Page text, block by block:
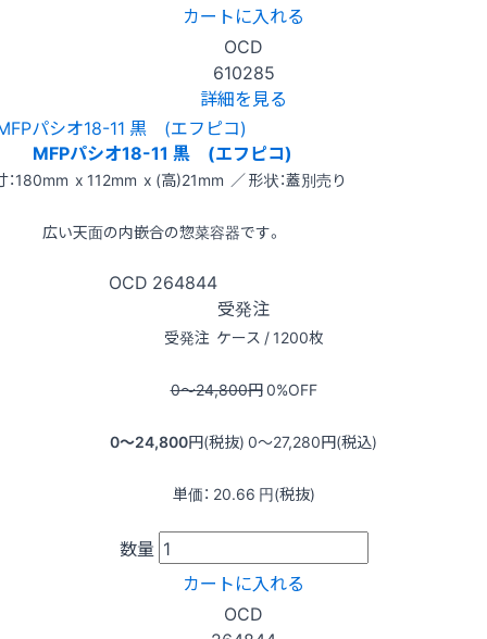
カートに入れる
OCD
610285
詳細を見る
MFPパシオ18-11 黒 (エフピコ)
：180mm x 112mm x (高)21mm ／ 形状：蓋別売り
広い天面の内嵌合の惣菜容器です。
OCD 264844
受発注
受発注 ケース / 1200枚
0〜24,800円0%OFF
0〜24,800円(税抜) 0〜27,280円(税込)
単価： 20.66 円(税抜)
数量
カートに入れる
OCD